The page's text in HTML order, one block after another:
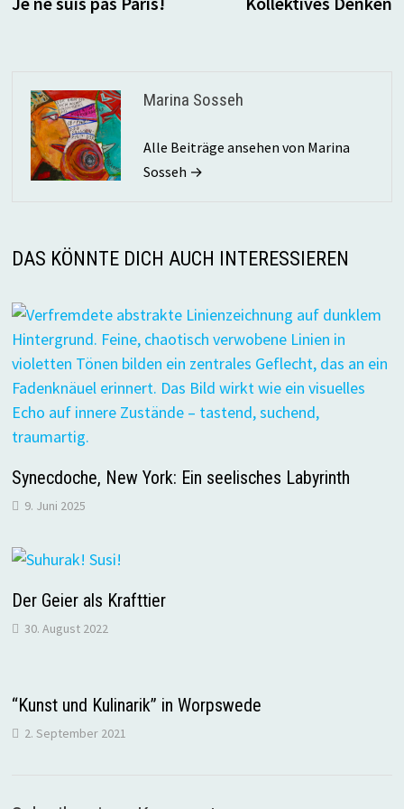
Marina Sosseh
Alle Beiträge ansehen von Marina
Sosseh →
DAS KÖNNTE DICH AUCH INTERESSIEREN
Synecdoche, New York: Ein seelisches Labyrinth
9. Juni 2025
Der Geier als Krafttier
30. August 2022
“Kunst und Kulinarik” in Worpswede
2. September 2021